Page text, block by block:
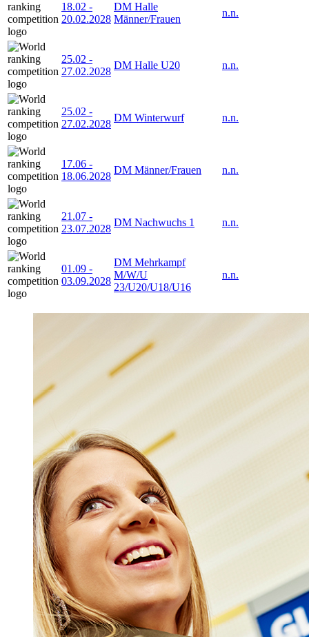
18.02 -
20.02.2028
DM Halle
Männer/Frauen
n.n.
25.02 -
27.02.2028
DM Halle U20 n.n.
25.02 -
27.02.2028
DM Winterwurf n.n.
17.06 -
18.06.2028
DM Männer/Frauen n.n.
21.07 -
23.07.2028
DM Nachwuchs 1 n.n.
01.09 -
03.09.2028
DM Mehrkampf
M/W/U
23/U20/U18/U16
n.n.